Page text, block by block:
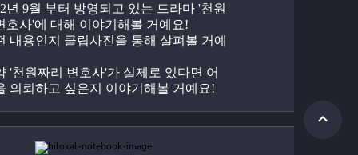
년 9월 부터 방영되고 있는 드라마 '천원
호사'에 대해 이야기해볼 거예요!
내용인지 클립사진을 통해 살펴볼 거예
'천원짜리 변호사'가 실제로 있다면 어
의뢰하고 싶은지 이야기해볼 거예요!